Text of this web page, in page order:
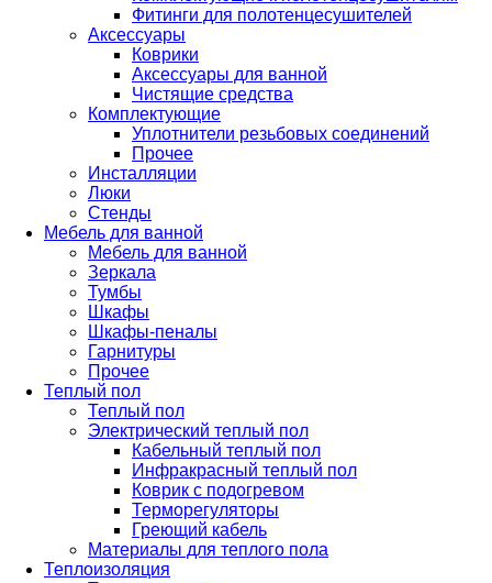
Фитинги для полотенцесушителей
Аксессуары
Коврики
Аксессуары для ванной
Чистящие средства
Комплектующие
Уплотнители резьбовых соединений
Прочее
Инсталляции
Люки
Стенды
Мебель для ванной
Мебель для ванной
Зеркала
Тумбы
Шкафы
Шкафы-пеналы
Гарнитуры
Прочее
Теплый пол
Теплый пол
Электрический теплый пол
Кабельный теплый пол
Инфракрасный теплый пол
Коврик с подогревом
Терморегуляторы
Греющий кабель
Материалы для теплого пола
Теплоизоляция